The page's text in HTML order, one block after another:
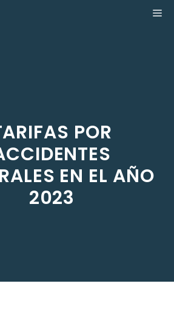
POR
EN EL AÑO
2023